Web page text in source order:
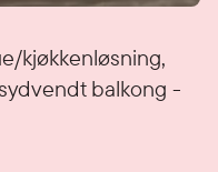
kjøkkenløsning,
balkong -